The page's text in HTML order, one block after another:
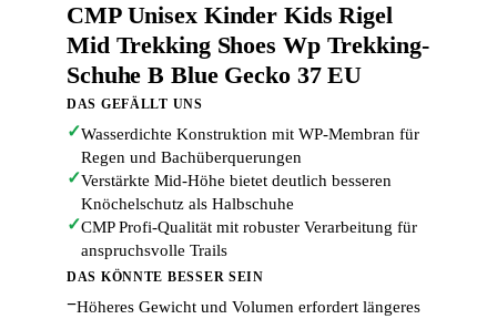
CMP Unisex Kinder Kids Rigel
Mid Trekking Shoes Wp Trekking-
Schuhe B Blue Gecko 37 EU
DAS GEFÄLLT UNS
✓Wasserdichte Konstruktion mit WP-Membran für
Regen und Bachüberquerungen
✓Verstärkte Mid-Höhe bietet deutlich besseren
Knöchelschutz als Halbschuhe
✓CMP Profi-Qualität mit robuster Verarbeitung für
anspruchsvolle Trails
DAS KÖNNTE BESSER SEIN
−Höheres Gewicht und Volumen erfordert längeres